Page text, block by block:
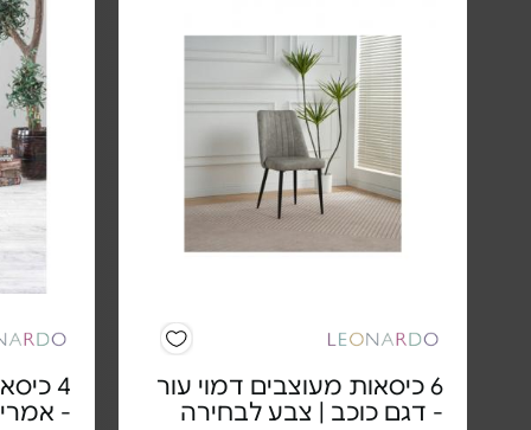
6 כיסאות מעוצבים דמוי עור
- דגם כוכב | צבע לבחירה
4
-